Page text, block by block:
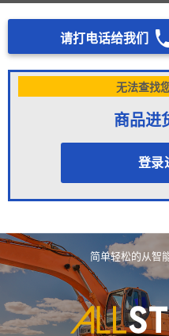
请打电话给我们
无法查找
商品进
登录
简单轻松的从智